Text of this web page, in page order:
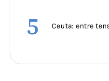
5 Ceuta: entre